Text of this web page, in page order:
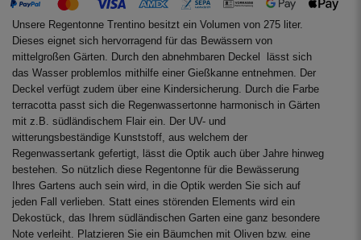
Unsere Regentonne Trentino besitzt ein Volumen von 275 liter.
Dieses eignet sich hervorragend für das Bewässern von
mittelgroßen Gärten. Durch den abnehmbaren Deckel lässt sich
das Wasser problemlos mithilfe einer Gießkanne entnehmen. Der
Deckel verfügt zudem über eine Kindersicherung. Durch die Farbe
terracotta passt sich die Regenwassertonne harmonisch in Gärten
mit z.B. südländischem Flair ein. Der UV- und
witterungsbeständige Kunststoff, aus welchem der
Regenwassertank gefertigt, lässt die Optik auch über Jahre hinweg
bestehen. So nützlich diese Regentonne für die Bewässerung
Ihres Gartens auch sein wird, in die Optik werden Sie sich auf
jeden Fall verlieben. Statt eines störenden Elements wird ein
Dekostück, das Ihrem südländischen Garten eine ganz besondere
Note verleiht. Platzieren Sie ein Bäumchen mit Oliven bzw. eine